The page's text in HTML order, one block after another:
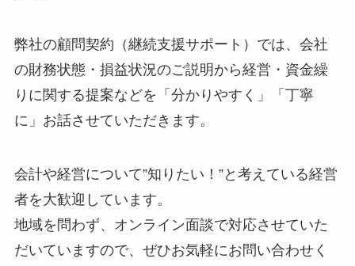
弊社の顧問契約（継続支援サポート）では、会社
の財務状態・損益状況のご説明から経営・資金繰
りに関する提案などを「分かりやすく」「丁寧
に」お話させていただきます。
会計や経営について”知りたい！”と考えている経営
者を大歓迎しています。
地域を問わず、オンライン面談で対応させていた
だいていますので、ぜひお気軽にお問い合わせく